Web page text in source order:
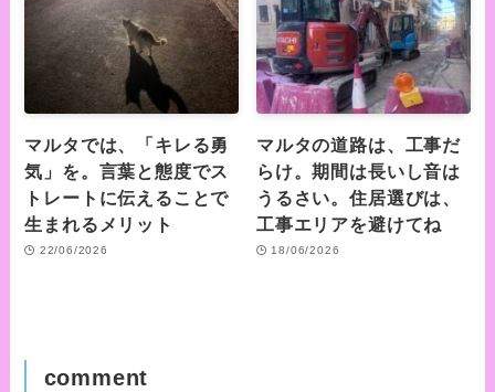
マルタでは、「キレる勇
気」を。言葉と態度でス
トレートに伝えることで
生まれるメリット
22/06/2026
マルタの道路は、工事だ
らけ。期間は長いし音は
うるさい。住居選びは、
工事エリアを避けてね
18/06/2026
comment